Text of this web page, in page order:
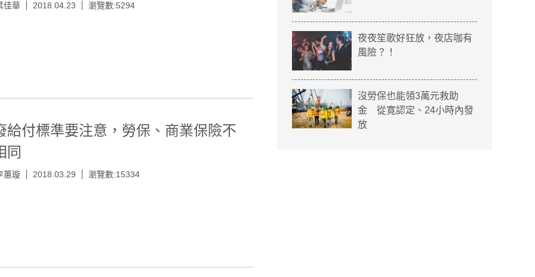
佳華 2018.04.23 瀏覽數:5294
給付標準要注意，勞保、商業保險不
同
蕙璇 2018.03.29 瀏覽數:15334
夜夜笙歌好狂放，夜店咖有
風險？！
沒勞保也能領3萬元救助
金 從寛認定、24小時內發
放